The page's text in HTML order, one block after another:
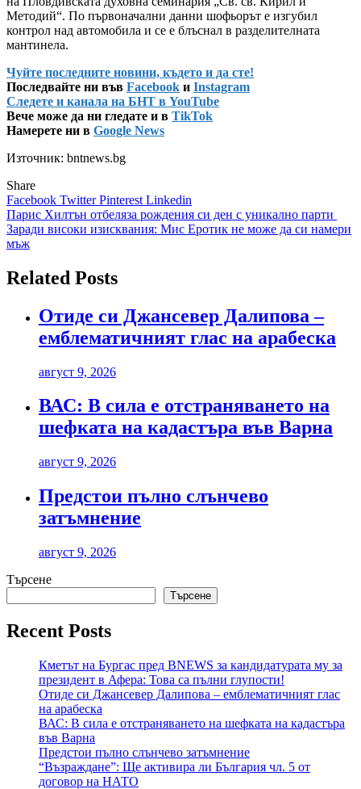
Методий“. По първоначални данни шофьорът е изгубил
контрол над автомобила и се е блъснал в разделителната
мантинела.
Чуйте последните новини, където и да сте!
Последвайте ни във Facebook и Instagram
Следете и канала на БНТ в YouTube
Вече може да ни гледате и в TikTok
Намерете ни в Google News
Източник: bntnews.bg
Share
Facebook TwitterPinterest Linkedin
Навигация
Парис Хилтън отбеляза рождения си ден с уникално парти
Заради високи изисквания: Мис Еротик не може да си намери
мъж
Related Posts
Отиде си Джансевер Далипова –
емблематичният глас на арабеска
август 9, 2026
ВАС: В сила е отстраняването на
шефката на кадастъра във Варна
август 9, 2026
Предстои пълно слънчево
затъмнение
август 9, 2026
Търсене
Търсене
Recent Posts
Кметът на Бургас пред BNEWS за кандидатурата му за
президент в Афера: Това са пълни глупости!
Отиде си Джансевер Далипова – емблематичният глас
на арабеска
ВАС: В сила е отстраняването на шефката на кадастъра
във Варна
Предстои пълно слънчево затъмнение
“Възраждане”: Ще активира ли България чл. 5 от
договор на НАТО